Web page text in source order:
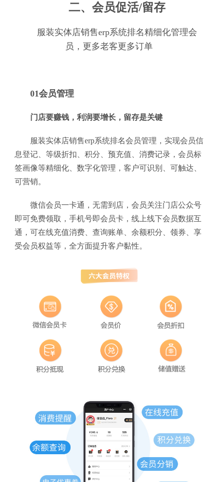
二、会员促活/留存
服装实体店销售erp系统排名精细化管理会
员，更多老客更多订单
01会员管理
门店要赚钱，利润要增长，留存是关键
服装实体店销售erp系统排名会员管理，实现会员信
息登记、等级折扣、积分、预充值、消费记录，会员标
签画像等精细化、数字化管理，客户可识别、可触达、
可营销。
微信会员一卡通，无需到店，会员关注门店公众号
即可免费领取，手机号即会员卡，线上线下会员数据互
通，可在线充值消费、查询账单、余额积分、领券、享
受会员权益等，全方面提升客户黏性。